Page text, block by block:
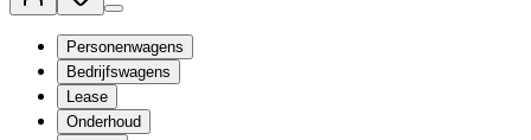
Personenwagens
Bedrijfswagens
Lease
Onderhoud